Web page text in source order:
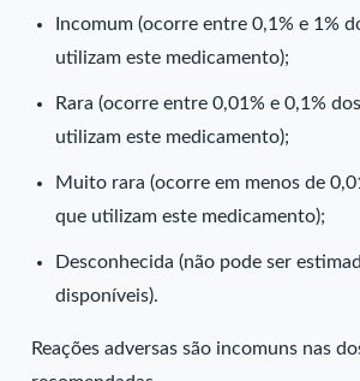
Incomum (ocorre entre 0,1% e 1%
utilizam este medicamento);
Rara (ocorre entre 0,01% e 0,1%
utilizam este medicamento);
Muito rara (ocorre em menos de
que utilizam este medicamento);
Desconhecida (não pode ser
disponíveis).
Reações adversas são incomuns nas